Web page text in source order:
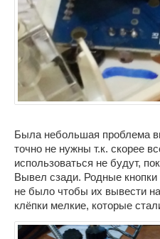
Была небольшая проблема
точно не нужны т.к. скорее
использоваться не будут,
Вывел сзади. Родные
не было чтобы их вывести
клёпки мелкие, которые